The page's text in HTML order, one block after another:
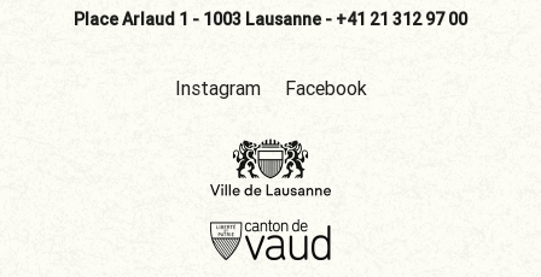
Place Arlaud 1 - 1003 Lausanne - +41 21 312 97 00
Instagram Facebook